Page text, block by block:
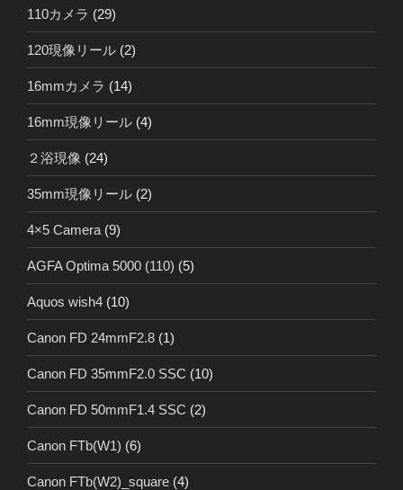
110カメラ (29)
120現像リール (2)
16mmカメラ (14)
16mm現像リール (4)
２浴現像 (24)
35mm現像リール (2)
4×5 Camera (9)
AGFA Optima 5000 (110) (5)
Aquos wish4 (10)
Canon FD 24mmF2.8 (1)
Canon FD 35mmF2.0 SSC (10)
Canon FD 50mmF1.4 SSC (2)
Canon FTb(W1) (6)
Canon FTb(W2)_square (4)